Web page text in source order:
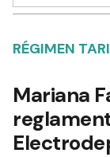
RÉGIMEN
Mariana